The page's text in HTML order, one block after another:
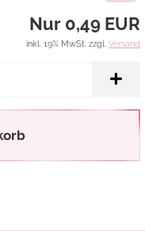
Nur 0,49 EUR
inkl. 19% MwSt. zzgl. Versand